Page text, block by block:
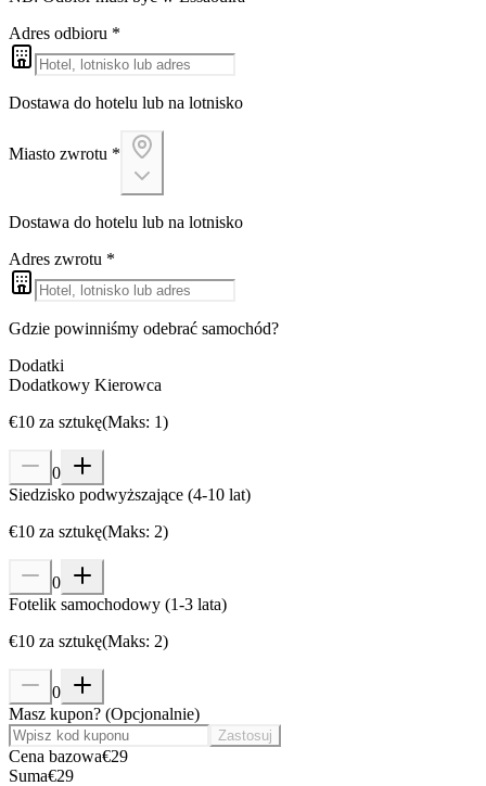
Adres odbioru *
Dostawa do hotelu lub na lotnisko
Miasto zwrotu *
Dostawa do hotelu lub na lotnisko
Adres zwrotu *
Gdzie powinniśmy odebrać samochód?
Dodatki
Dodatkowy Kierowca
€10 za sztukę(Maks: 1)
0
Siedzisko podwyższające (4-10 lat)
€10 za sztukę(Maks: 2)
0
Fotelik samochodowy (1-3 lata)
€10 za sztukę(Maks: 2)
0
Masz kupon? (Opcjonalnie)
Zastosuj
Cena bazowa€29
Suma€29